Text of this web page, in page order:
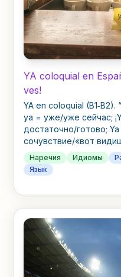
YA coloquial en
ves!
YA en coloquial (B1‑B2).
ya = уже/уже сейчас;
достаточно/готово;
сочувствие/«вот
Наречия Идиомы
Язык